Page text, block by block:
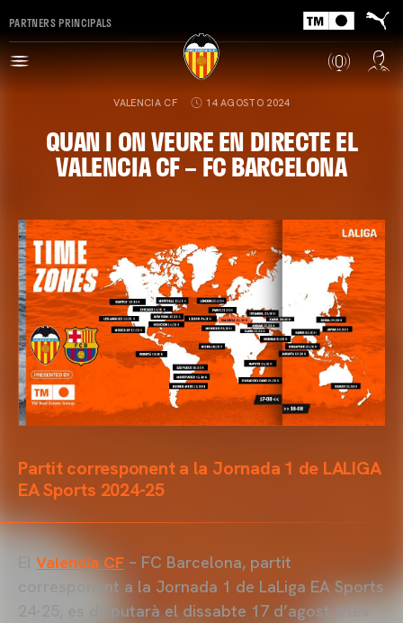
PARTNERS PRINCIPALS
VALENCIA CF 14 AGOSTO 2024
QUAN I ON VEURE EN DIRECTE EL
VALENCIA CF – FC BARCELONA
Partit corresponent a la Jornada 1 de LALIGA
EA Sports 2024-25
Valencia CF – FC Barcelona, partit
corresponent a la Jornada 1 de LaLiga EA Sports
24-25, es disputarà el dissabte 17 d’agost a les